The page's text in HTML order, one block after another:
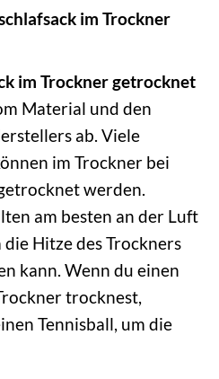
im Trockner
im Trockner getrocknet
Material und den
ab. Viele
im Trockner bei
werden.
am besten an der Luft
Hitze des Trockners
kann. Wenn du einen
trocknest,
Tennisball, um die